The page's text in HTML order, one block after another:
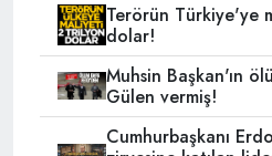
Terörün Türkiye'ye
dolar!
Muhsin Başkan'ın
Gülen vermiş!
Cumhurbaşkanı